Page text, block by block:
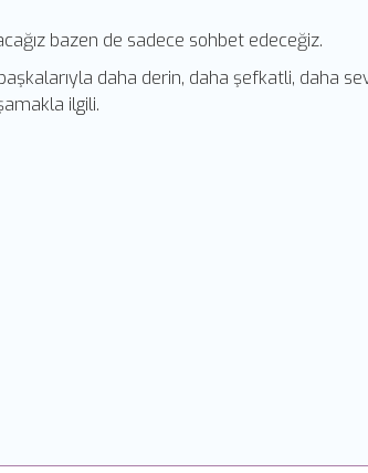
bazen de sadece sohbet edeceğiz.
daha derin, daha şefkatli, daha
ilgili.